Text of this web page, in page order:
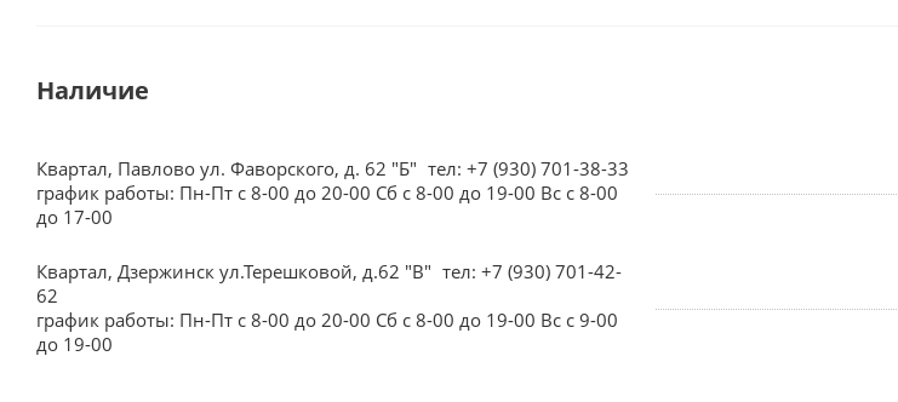
Наличие
Квартал, Павлово ул. Фаворского, д. 62 "Б" тел: +7 (930) 701-38-33
график работы: Пн-Пт с 8-00 до 20-00 Сб с 8-00 до 19-00 Вс с 8-00
до 17-00
Квартал, Дзержинск ул.Терешковой, д.62 "В" тел: +7 (930) 701-42-
62
график работы: Пн-Пт с 8-00 до 20-00 Сб с 8-00 до 19-00 Вс с 9-00
до 19-00